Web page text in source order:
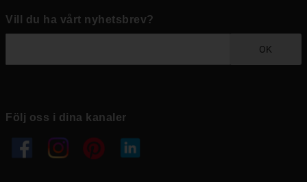
Vill du ha vårt nyhetsbrev?
OK
Följ oss i dina kanaler